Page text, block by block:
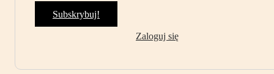
Subskrybuj!
Zaloguj się